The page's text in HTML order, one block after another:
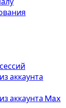
аккаунта
аккаунта Max